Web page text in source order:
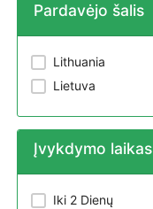
Pardavėjo šalis
Lithuania
Lietuva
Įvykdymo laikas
Iki 2 Dienų